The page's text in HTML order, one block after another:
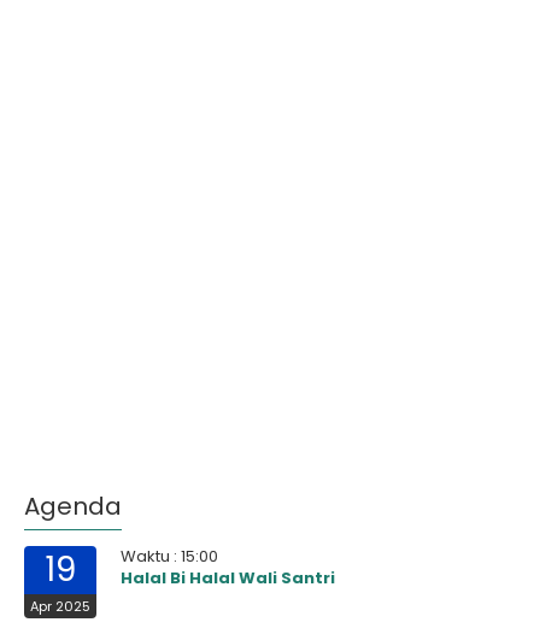
Agenda
19
Apr 2025
Waktu : 15:00
Halal Bi Halal Wali Santri